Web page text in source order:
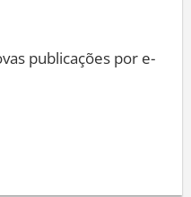
publicações por e-